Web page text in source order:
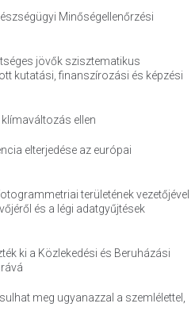
Minőségellenőrzési
jövők szisztematikus
kutatási, finanszírozási és képzési
ellen
elterjedése az európai
területének vezetőjével
és a légi adatgyűjtések
ki a Közlekedési és Beruházási
meg ugyanazzal a szemlélettel,